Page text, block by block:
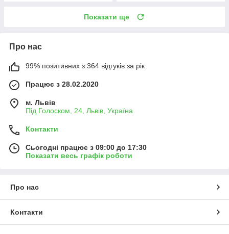
Показати ще
Про нас
99% позитивних з 364 відгуків за рік
Працює з 28.02.2020
м. Львів
Під Голоском, 24, Львів, Україна
Контакти
Сьогодні працює з 09:00 до 17:30
Показати весь графік роботи
Про нас
Контакти